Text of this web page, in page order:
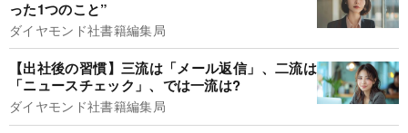
った1つのこと”
ダイヤモンド社書籍編集局
【出社後の習慣】三流は「メール返信」、二流は
「ニュースチェック」、では一流は?
ダイヤモンド社書籍編集局